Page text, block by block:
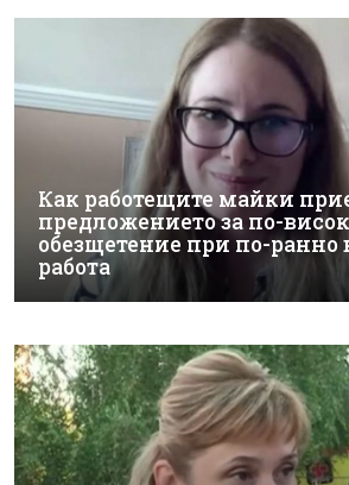
Как работещите майки
предложението за по-
обезщетение при по-
работа